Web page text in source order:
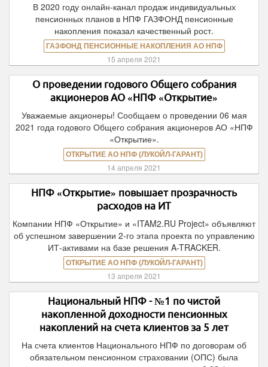
В 2020 году онлайн-канал продаж индивидуальных
пенсионных планов в НПФ ГАЗФОНД пенсионные
накопления показал качественный рост.
ГАЗФОНД ПЕНСИОННЫЕ НАКОПЛЕНИЯ АО НПФ
15 апреля 2021
О проведении годового Общего собрания
акционеров АО «НПФ «Открытие»
Уважаемые акционеры! Сообщаем о проведении 06 мая
2021 года годового Общего собрания акционеров АО «НПФ
«Открытие».
ОТКРЫТИЕ АО НПФ (ЛУКОЙЛ-ГАРАНТ)
14 апреля 2021
НПФ «Открытие» повышает прозрачность
расходов на ИТ
Компании НПФ «Открытие» и «ITAM2.RU Project» объявляют
об успешном завершении 2-го этапа проекта по управлению
ИТ-активами на базе решения A-TRACKER.
ОТКРЫТИЕ АО НПФ (ЛУКОЙЛ-ГАРАНТ)
13 апреля 2021
Национальный НПФ - №1 по чистой
накопленной доходности пенсионных
накоплений на счета клиентов за 5 лет
На счета клиентов Национального НПФ по договорам об
обязательном пенсионном страховании (ОПС) была